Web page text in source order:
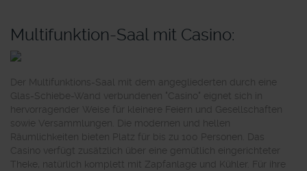
Multifunktion-Saal mit Casino:
Der Multifunktions-Saal mit dem angegliederten durch eine
Glas-Schiebe-Wand verbundenen "Casino" eignet sich in
hervorragender Weise für kleinere Feiern und Gesellschaften
sowie Versammlungen. Die modernen und hellen
Räumlichkeiten bieten Platz für bis zu 100 Personen. Das
Casino verfügt zusätzlich über eine gemütlich eingerichteter
Theke, natürlich komplett mit Zapfanlage und Kühler. Für ihre